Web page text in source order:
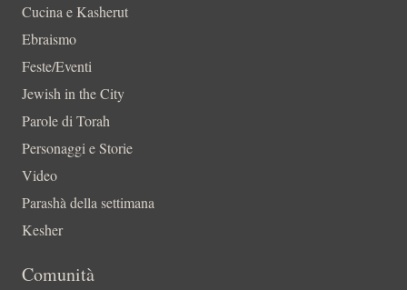
Cucina e Kasherut
Ebraismo
Feste/Eventi
Jewish in the City
Parole di Torah
Personaggi e Storie
Video
Parashà della settimana
Kesher
Comunità